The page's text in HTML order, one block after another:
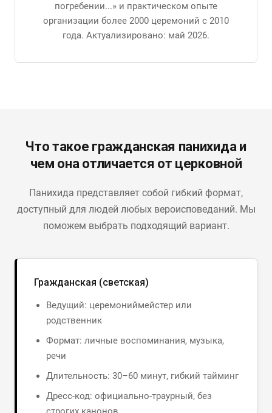
погребении...» и практическом опыте
организации более 2000 церемоний с 2010
года. Актуализировано: май 2026.
Что такое гражданская панихида и
чем она отличается от церковной
Панихида представляет собой гибкий формат,
доступный для людей любых вероисповеданий. Мы
поможем выбрать подходящий вариант.
Гражданская (светская)
Ведущий: церемониймейстер или
родственник
Формат: личные воспоминания, музыка,
речи
Длительность: 30–60 минут, гибкий тайминг
Дресс-код: официально-траурный, без